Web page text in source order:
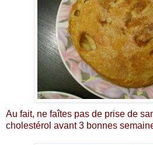
Au fait, ne faîtes pas de prise de
cholestérol avant 3 bonnes